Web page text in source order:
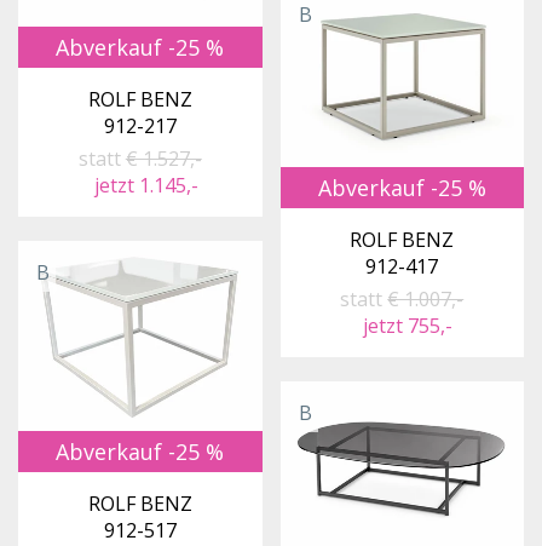
Abverkauf -25 %
ROLF BENZ
912-217
statt€ 1.527,-
jetzt 1.145,-
B
Abverkauf -25 %
ROLF BENZ
912-417
statt€ 1.007,-
jetzt 755,-
B
Abverkauf -25 %
ROLF BENZ
912-517
B